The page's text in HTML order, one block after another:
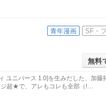
青年漫画 SF・
無料
ユニバース 1.0]を生みだした、加藤
ジ超★で、アレもコレも全部（!…